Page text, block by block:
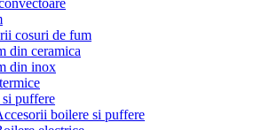
cosuri de fum
din ceramica
din inox
puffere
boilere si puffere